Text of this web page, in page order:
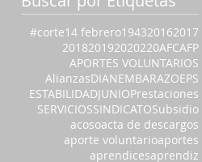
#corte14 febrero194320162017
201820192020220AFCAFP
APORTES VOLUNTARIOS
AlianzasDIANEMBARAZOEPS
ESTABILIDADJUNIOPrestaciones
SERVICIOSSINDICATOSubsidio
acosoacta de descargos
aporte voluntarioaportes
aprendicesaprendiz